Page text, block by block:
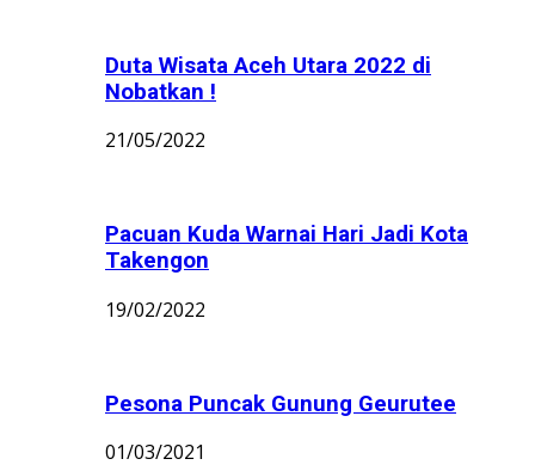
Duta Wisata Aceh Utara 2022 di
Nobatkan !
21/05/2022
Pacuan Kuda Warnai Hari Jadi Kota
Takengon
19/02/2022
Pesona Puncak Gunung Geurutee
01/03/2021